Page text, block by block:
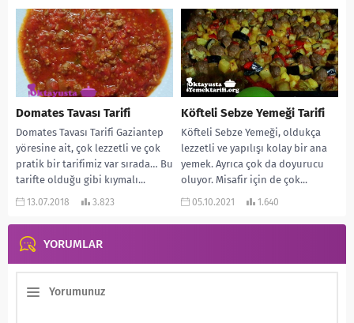
Domates Tavası Tarifi
Domates Tavası Tarifi Gaziantep
yöresine ait, çok lezzetli ve çok
pratik bir tarifimiz var sırada… Bu
tarifte olduğu gibi kıymalı...
13.07.2018 3.823
Köfteli Sebze Yemeği Tarifi
Köfteli Sebze Yemeği, oldukça
lezzetli ve yapılışı kolay bir ana
yemek. Ayrıca çok da doyurucu
oluyor. Misafir için de çok...
05.10.2021 1.640
YORUMLAR